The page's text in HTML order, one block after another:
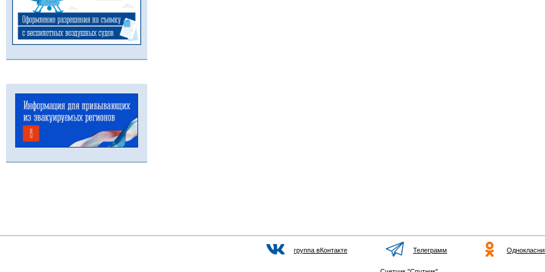
группа вКонтакте Телеграмм